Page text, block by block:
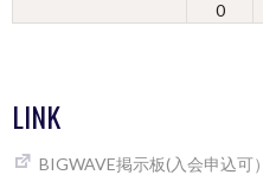
0
LINK
BIGWAVE掲示板(入会申込可）